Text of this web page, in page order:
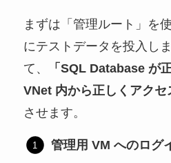
まずは「管理ルート」を
にテストデータを投入し
て、
「SQL Database が
VNet 内から正しくアクセ
させます。
管理用 VM へのログ